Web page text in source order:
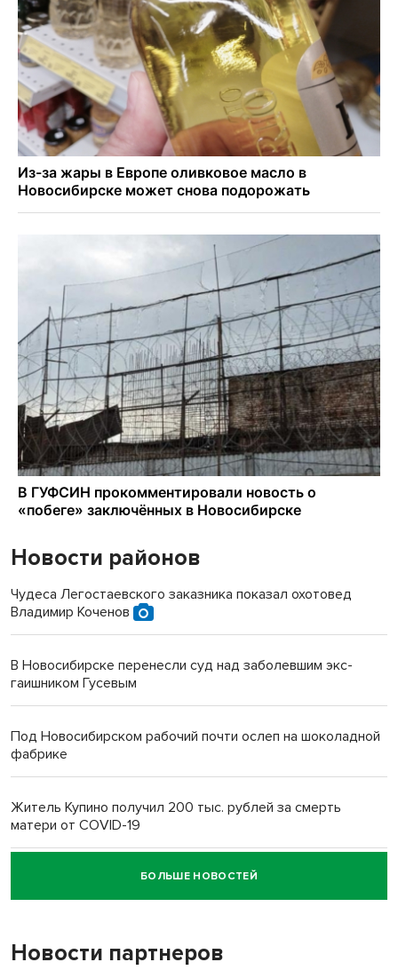
Новости районов
Чудеса Легостаевского заказника показал охотовед
Владимир Коченов
В Новосибирске перенесли суд над заболевшим экс-
гаишником Гусевым
Под Новосибирском рабочий почти ослеп на шоколадной
фабрике
Житель Купино получил 200 тыс. рублей за смерть
матери от COVID-19
Новосибирский суд наказал водителя за смерть
пенсионерки на вокзале
«Мы живём на пастбище!»: в новосибирском селе лошади
терроризируют жителей
БОЛЬШЕ НОВОСТЕЙ
Новости партнеров